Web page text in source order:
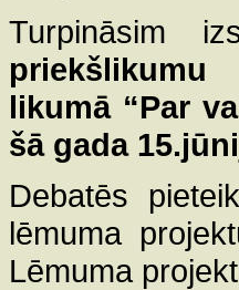
Turpināsim
priekšlikumu
likumā “Par
šā gada
Debatēs
lēmuma
Lēmuma